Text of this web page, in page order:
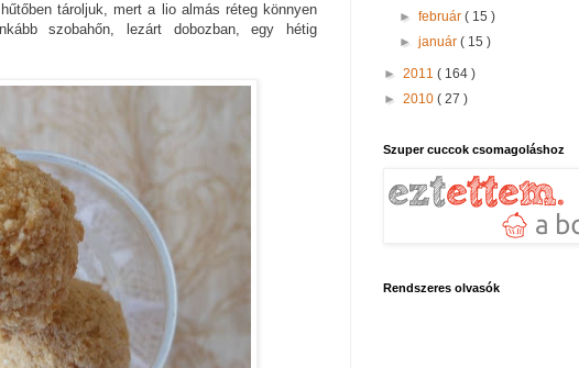
tároljuk, mert a lio almás réteg könnyen
szobahőn, lezárt dobozban, egy hétig
►február( 15 )
►január( 15 )
► 2011 ( 164 )
► 2010 ( 27 )
Szuper cuccok csomagoláshoz
Rendszeres olvasók